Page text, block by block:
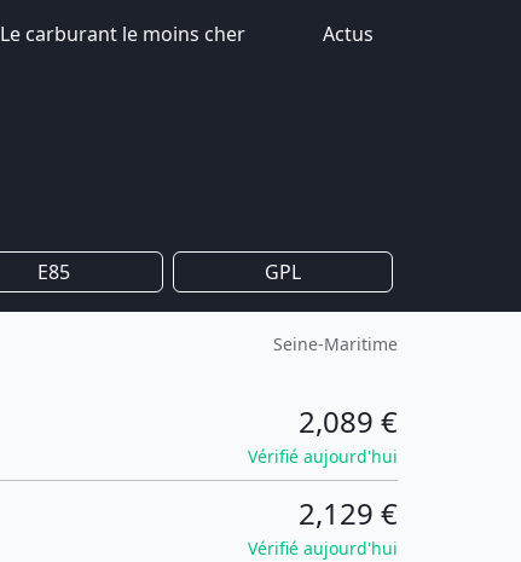
Le carburant le moins cher Actus
E85 GPL
Seine-Maritime
2,089 €
Vérifié aujourd'hui
2,129 €
Vérifié aujourd'hui